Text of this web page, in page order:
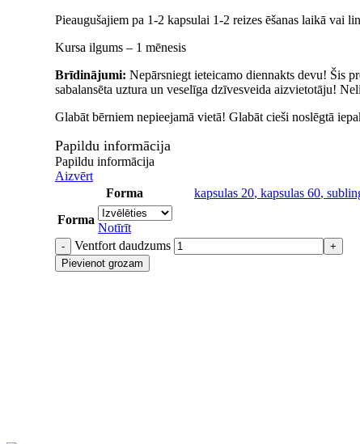
Pieaugušajiem pa 1-2 kapsulai 1-2 reizes ēšanas laikā vai
Kursa ilgums – 1 mēnesis
Brīdinājumi: Nepārsniegt ieteicamo diennakts devu! Šis
sabalansēta uztura un veselīga dzīvesveida aizvietotāju!
Glabāt bērniem nepieejamā vietā! Glabāt cieši noslēgtā
Papildu informācija
Papildu informācija
Aizvērt
Forma
kapsulas 20, kapsulas 60,
Forma
Notīrīt
Ventfort daudzums
Pievienot grozam